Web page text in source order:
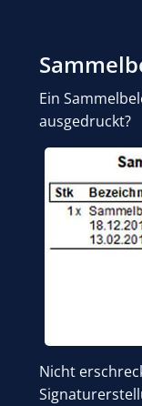
Ein
ausgedruckt?
Nicht